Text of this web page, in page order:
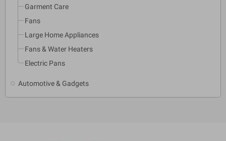
Garment Care
Fans
Large Home Appliances
Fans & Water Heaters
Electric Pans
Automotive & Gadgets